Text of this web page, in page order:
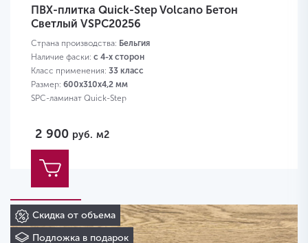
ПВХ-плитка Quick-Step Volcano Бетон
Светлый VSPC20256
Страна производства: Бельгия
Наличие фаски: с 4-х сторон
Класс применения: 33 класс
Размер: 600х310х4,2 мм
SPC-ламинат Quick-Step
2 900 руб. м2
Скидка от объема
Подложка в подарок